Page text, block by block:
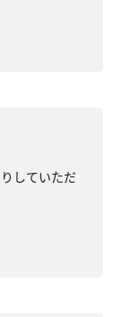
していただ